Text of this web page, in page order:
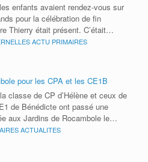
enfants avaient rendez-vous sur
pour la célébration de fin
Thierry était présent. C’était
toute la communauté
année scolaire. Bonnes
ACTU PRIMAIRES
pour les CPA et les CE1B
classe de CP d’Hélène et ceux de
de Bénédicte ont passé une
aux Jardins de Rocambole le
participé à un parcours photos
ACTUALITES